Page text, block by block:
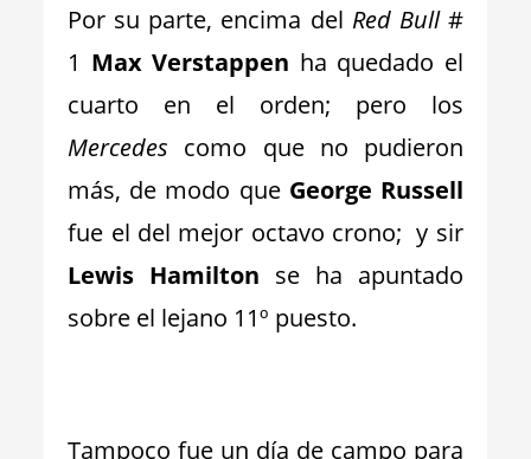
Por su parte, encima del Red Bull #
1 Max Verstappen ha quedado el
cuarto en el orden; pero los
Mercedes como que no pudieron
más, de modo que George Russell
fue el del mejor octavo crono; y sir
Lewis Hamilton se ha apuntado
sobre el lejano 11º puesto.
Tampoco fue un día de campo para